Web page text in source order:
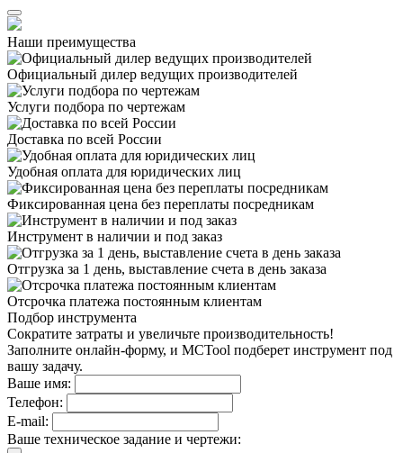
Наши преимущества
Официальный дилер ведущих производителей
Услуги подбора по чертежам
Доставка по всей России
Удобная оплата для юридических лиц
Фиксированная цена без переплаты посредникам
Инструмент в наличии и под заказ
Отгрузка за 1 день, выставление счета в день заказа
Отсрочка платежа постоянным клиентам
Подбор инструмента
Сократите затраты и увеличьте производительность!
Заполните онлайн-форму, и MCTool подберет инструмент под
вашу задачу.
Ваше имя:
Телефон:
E-mail:
Ваше техническое задание и чертежи: